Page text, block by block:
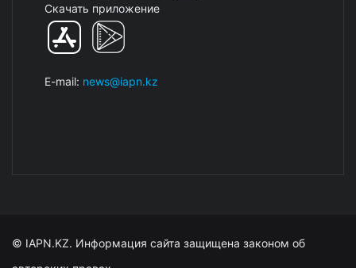
Скачать приложение
E-mail: news@iapn.kz
© IAPN.KZ. Информация сайта защищена законом об